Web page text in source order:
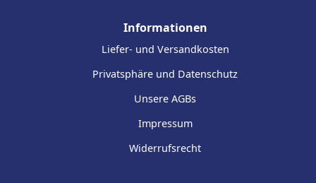
Informationen
Liefer- und Versandkosten
Privatsphäre und Datenschutz
Unsere AGBs
Impressum
Widerrufsrecht